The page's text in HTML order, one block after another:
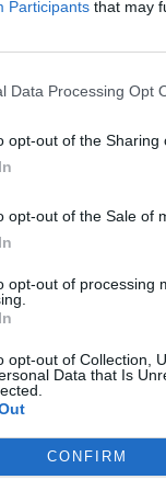
Participants that may
Data Processing Opt
opt-out of the Sharing
opt-out of the Sale of
opt-out of processing
opt-out of Collection,
Data that Is
CONFIRM
RÓWNIEŻ:
3600 zł
dzieci do 3.
2026 19:29
podniesie próg
wypłata przy